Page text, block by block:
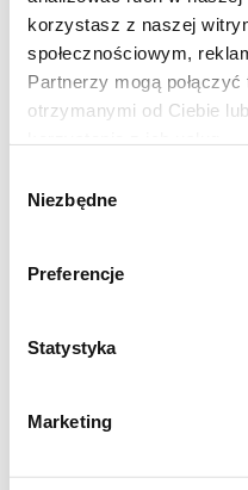
korzystasz z naszej
społecznościowym,
Partnerzy mogą
otrzymanymi od Ciebie
zgody
Niezbędne
Preferencje
Statystyka
Marketing